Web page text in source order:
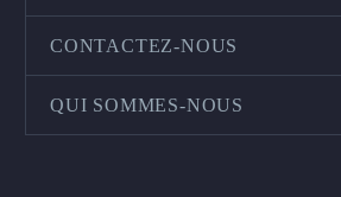
CONTACTEZ-NOUS
QUI SOMMES-NOUS